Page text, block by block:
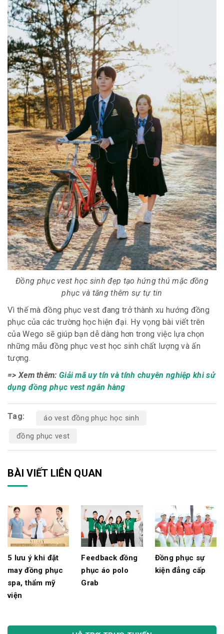
Đồng phục vest học sinh đẹp tạo hứng thú mặc đồng
phục và tăng thêm sự tự tin
Vì thế mà đồng phục vest đang trở thành xu hướng đồng
phục của các trường học hiện đại. Hy vọng bài viết trên
của Wego sẽ giúp bạn dễ dàng hơn trong việc lựa chọn
những mẫu đồng phục vest học sinh chất lượng và ấn
tượng.
=> Xem thêm: Giải mã uy tín và tính chuyên nghiệp khi sử
dụng đồng phục vest ngân hàng
Tag:
áo vest đồng phục học sinh
đồng phục vest
BÀI VIẾT LIÊN QUAN
5 lưu ý khi đặt
may đồng phục
spa, thẩm mỹ
viện
Feedback đồng
phục áo polo
Grab
Đồng phục sự
kiện đẳng cấp